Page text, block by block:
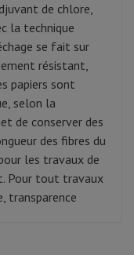
de chlore,
la technique
se fait sur
résistant,
papiers sont
selon la
de conserver des
des fibres du
les travaux de
Pour tout travaux
transparence